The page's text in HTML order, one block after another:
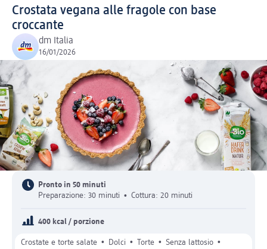
Crostata vegana alle fragole con base
croccante
dm Italia
16/01/2026
Pronto in 50 minuti
Preparazione: 30 minuti • Cottura: 20 minuti
400 kcal / porzione
Crostate e torte salate • Dolci • Torte • Senza lattosio •